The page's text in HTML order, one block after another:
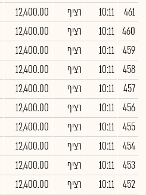
461
10:11 רציף 12,400.00
460
10:11 רציף 12,400.00
459
10:11 רציף 12,400.00
458
10:11 רציף 12,400.00
457
10:11 רציף 12,400.00
456
10:11 רציף 12,400.00
455
10:11 רציף 12,400.00
454
10:11 רציף 12,400.00
453
10:11 רציף 12,400.00
452
10:11 רציף 12,400.00